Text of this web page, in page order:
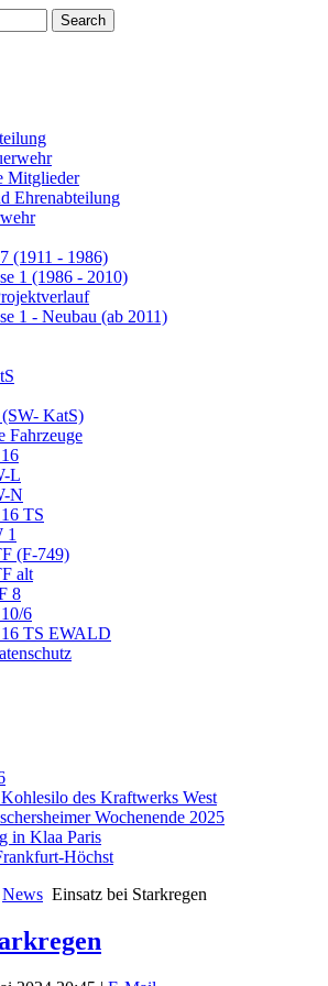
Mitglieder
Ehrenabteilung
(1911 - 1986)
1 (1986 - 2010)
1 - Neubau (ab 2011)
KatS)
Fahrzeuge
L
N
TS
1
(F-749)
alt
8
6
TS EWALD
des Kraftwerks West
Wochenende 2025
in Klaa Paris
Höchst
News Einsatz bei Starkregen